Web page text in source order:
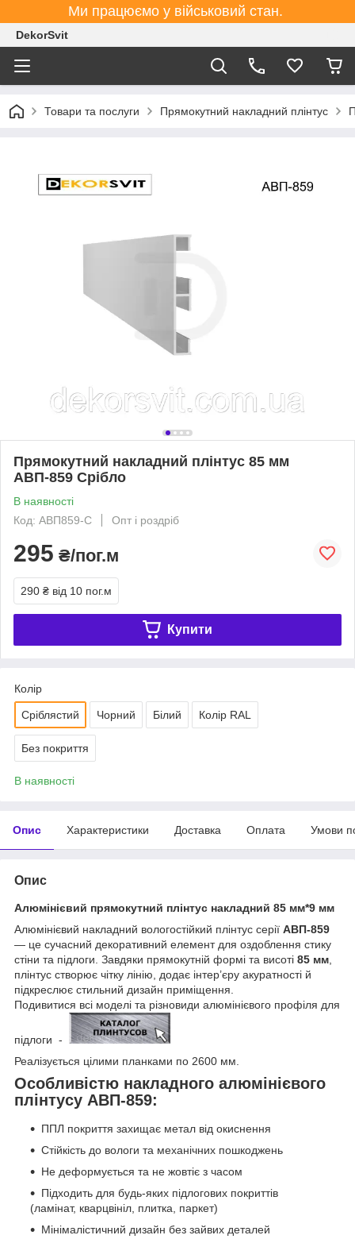
Ми працюємо у військовий стан.
DekorSvit
Товари та послуги Прямокутний накладний плінтус
Прямокутний накладний плінтус 85 мм
АВП-859 Срібло
В наявності
Код: АВП859-С
Опт і роздріб
295 ₴/пог.м
290 ₴ від 10 пог.м
Купити
Колір
Сріблястий Чорний Білий Колір RAL
Без покриття
В наявності
Опис Характеристики Доставка Оплата Умови
Опис
Алюмінієвий прямокутний плінтус накладний 85 мм*9 мм
Алюмінієвий накладний вологостійкий плінтус серії АВП-859
— це сучасний декоративний елемент для оздоблення стику
стіни та підлоги. Завдяки прямокутній формі та висоті 85 мм
плінтус створює чітку лінію, додає інтер’єру акуратності й
підкреслює стильний дизайн приміщення.
Подивитися всі моделі та різновиди алюмінієвого профіля для
підлоги -
Реалізується цілими планками по 2600 мм.
Особливістю накладного алюмінієвого
плінтусу АВП-859:
ППЛ покриття захищає метал від окиснення
Стійкість до вологи та механічних пошкоджень
Не деформується та не жовтіє з часом
Підходить для будь-яких підлогових покриттів
(ламінат, кварцвініл, плитка, паркет)
Мінімалістичний дизайн без зайвих деталей